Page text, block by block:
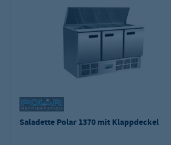
Saladette Polar 1370 mit Klappdeckel